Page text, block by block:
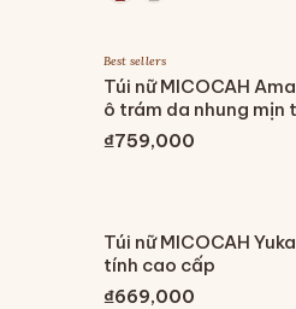
Best sellers
Túi nữ MICOCAH
ô trám da nhung mịn
₫759,000
Túi nữ MICOCAH
tính cao cấp
₫669,000